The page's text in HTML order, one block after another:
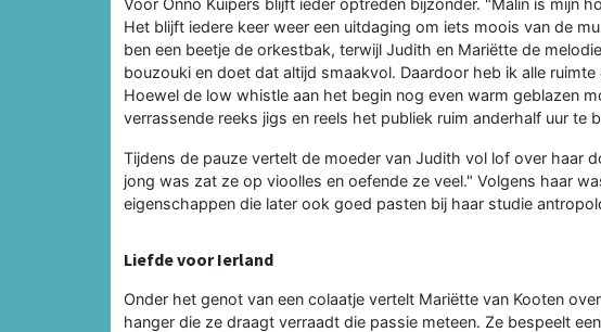
Het blijft iedere keer weer een uitdaging om iets moois van de
ben een beetje de orkestbak, terwijl Judith en Mariëtte de
bouzouki en doet dat altijd smaakvol. Daardoor heb ik alle
Hoewel de low whistle aan het begin nog even warm geblazen
verrassende reeks jigs en reels het publiek ruim anderhalf uur te
Tijdens de pauze vertelt de moeder van Judith vol lof over haar
jong was zat ze op vioolles en oefende ze veel." Volgens haar
eigenschappen die later ook goed pasten bij haar studie
Liefde voor Ierland
Onder het genot van een colaatje vertelt Mariëtte van Kooten
hanger die ze draagt verraadt die passie meteen. Ze bespeelt